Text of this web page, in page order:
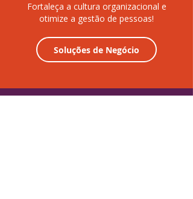
Fortaleça a cultura organizacional e
otimize a gestão de pessoas!
Soluções de Negócio